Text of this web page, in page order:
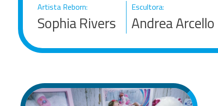
Artista Reborn:
Sophia Rivers
Escultora:
Andrea Arcello